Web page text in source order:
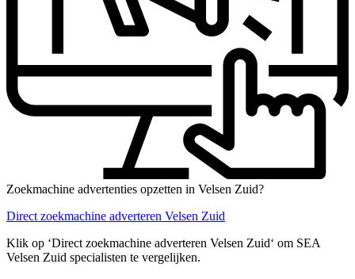
Zoekmachine advertenties opzetten in Velsen Zuid?
Direct zoekmachine adverteren Velsen Zuid
Klik op ‘Direct zoekmachine adverteren Velsen Zuid‘ om SEA
Velsen Zuid specialisten te vergelijken.